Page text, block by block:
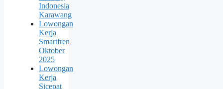
Indonesia
Karawang
Lowongan
Kerja
Smartfren
Oktober
2025
Lowongan
Kerja
Sicepat